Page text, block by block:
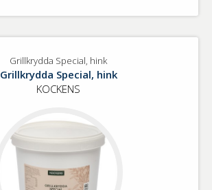
Grillkrydda Special, hink
Grillkrydda Special, hink
KOCKENS